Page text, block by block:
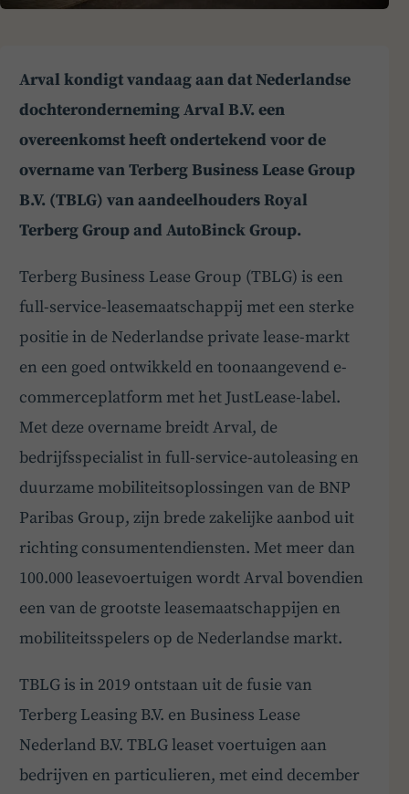
Arval kondigt vandaag aan dat Nederlandse
dochteronderneming Arval B.V. een
overeenkomst heeft ondertekend voor de
overname van Terberg Business Lease Group
B.V. (TBLG) van aandeelhouders Royal
Terberg Group and AutoBinck Group.
Terberg Business Lease Group (TBLG) is een
full-service-leasemaatschappij met een sterke
positie in de Nederlandse private lease-markt
en een goed ontwikkeld en toonaangevend e-
commerceplatform met het JustLease-label.
Met deze overname breidt Arval, de
bedrijfsspecialist in full-service-autoleasing en
duurzame mobiliteitsoplossingen van de BNP
Paribas Group, zijn brede zakelijke aanbod uit
richting consumentendiensten. Met meer dan
100.000 leasevoertuigen wordt Arval bovendien
een van de grootste leasemaatschappijen en
mobiliteitsspelers op de Nederlandse markt.
TBLG is in 2019 ontstaan uit de fusie van
Terberg Leasing B.V. en Business Lease
Nederland B.V. TBLG leaset voertuigen aan
bedrijven en particulieren, met eind december